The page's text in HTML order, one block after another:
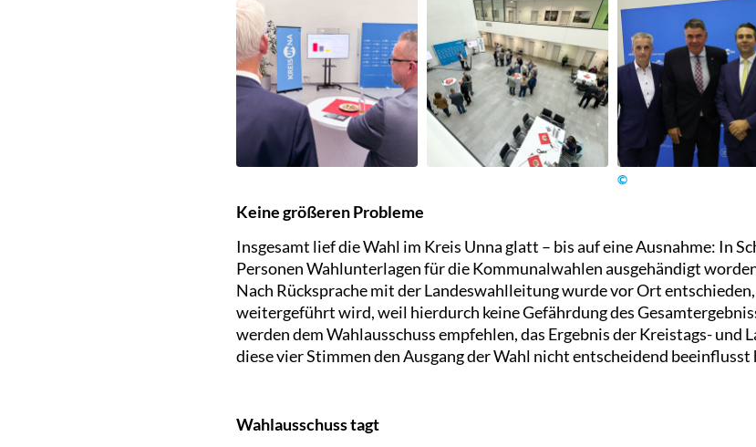
©
Keine größeren Probleme
Insgesamt lief die Wahl im Kreis Unna glatt – bis auf eine Ausnahme: In
Personen Wahlunterlagen für die Kommunalwahlen ausgehändigt
Nach Rücksprache mit der Landeswahlleitung wurde vor Ort
weitergeführt wird, weil hierdurch keine Gefährdung des
werden dem Wahlausschuss empfehlen, das Ergebnis der Kreistags- und
diese vier Stimmen den Ausgang der Wahl nicht entscheidend beeinflusst
Wahlausschuss tagt